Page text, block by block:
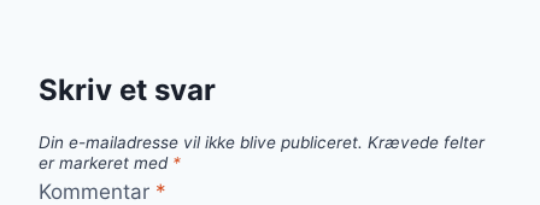
Skriv et svar
Din e-mailadresse vil ikke blive publiceret. Krævede felter
er markeret med *
Kommentar *